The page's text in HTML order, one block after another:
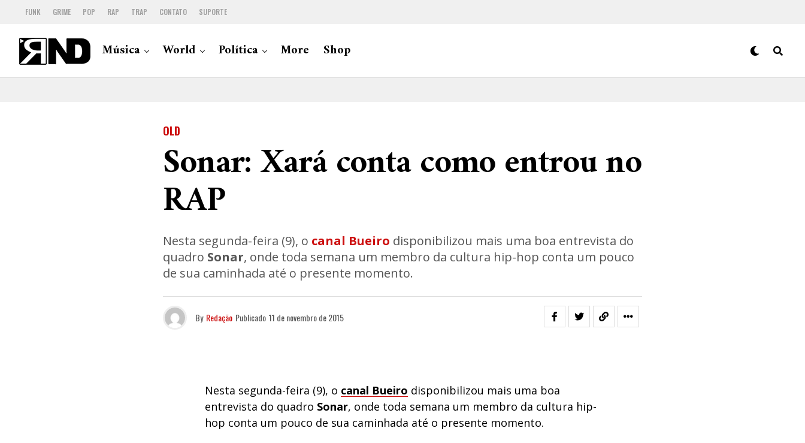
FUNK GRIME POP RAP TRAP CONTATO SUPORTE
Música World Política More Shop
OLD
Sonar: Xará conta como entrou no
RAP
Nesta segunda-feira (9), o canal Bueiro disponibilizou mais uma boa entrevista do
quadro Sonar, onde toda semana um membro da cultura hip-hop conta um pouco
de sua caminhada até o presente momento.
By Redação Publicado 11 de novembro de 2015
Nesta segunda-feira (9), o canal Bueiro disponibilizou mais uma boa
entrevista do quadro Sonar, onde toda semana um membro da cultura hip-
hop conta um pouco de sua caminhada até o presente momento.